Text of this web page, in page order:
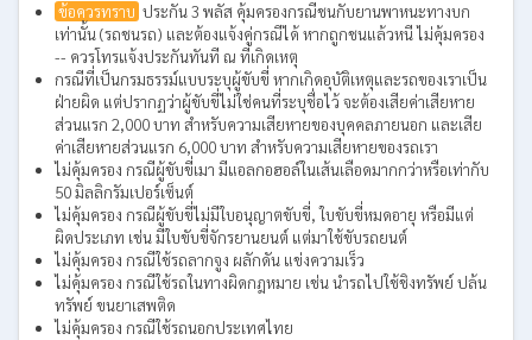
ข้อควรทราบ ประกัน 3 พลัส คุ้มครองกรณีชนกับยานพาหนะทางบก
เท่านั้น (รถชนรถ) และต้องแจ้งคู่กรณีได้ หากถูกชนแล้วหนี ไม่คุ้มครอง
-- ควรโทรแจ้งประกันทันที ณ ที่เกิดเหตุ
กรณีที่เป็นกรมธรรม์แบบระบุผู้ขับขี่ หากเกิดอุบัติเหตุและรถของเราเป็น
ฝ่ายผิด แต่ปรากฏว่าผู้ขับขี่ไม่ใช่คนที่ระบุชื่อไว้ จะต้องเสียค่าเสียหาย
ส่วนแรก 2,000 บาท สำหรับความเสียหายของบุคคลภายนอก และเสีย
ค่าเสียหายส่วนแรก 6,000 บาท สำหรับความเสียหายของรถเรา
ไม่คุ้มครอง กรณีผู้ขับขี่เมา มีแอลกอฮอล์ในเส้นเลือดมากกว่าหรือเท่ากับ
50 มิลลิกรัมเปอร์เซ็นต์
ไม่คุ้มครอง กรณีผู้ขับขี่ไม่มีใบอนุญาตขับขี่, ใบขับขี่หมดอายุ หรือมีแต่
ผิดประเภท เช่น มีใบขับขี่จักรยานยนต์ แต่มาใช้ขับรถยนต์
ไม่คุ้มครอง กรณีใช้รถลากจูง ผลักดัน แข่งความเร็ว
ไม่คุ้มครอง กรณีใช้รถในทางผิดกฎหมาย เช่น นำรถไปใช้ชิงทรัพย์ ปล้น
ทรัพย์ ขนยาเสพติด
ไม่คุ้มครอง กรณีใช้รถนอกประเทศไทย